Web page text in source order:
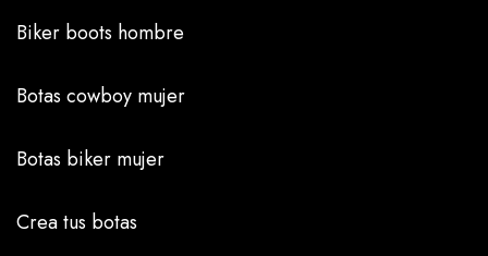
Biker boots hombre
Botas cowboy mujer
Botas biker mujer
Crea tus botas